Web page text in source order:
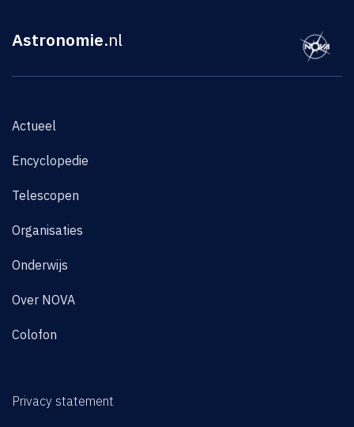
Astronomie.nl
Actueel
Encyclopedie
Telescopen
Organisaties
Onderwijs
Over NOVA
Colofon
Privacy statement